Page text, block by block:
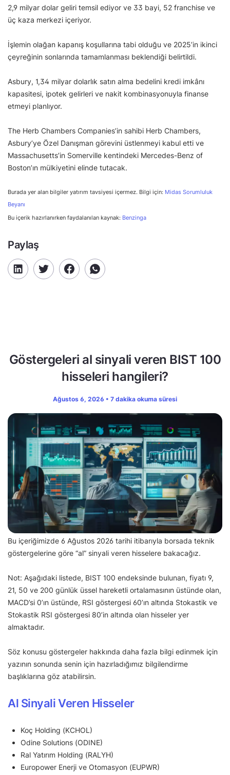
2,9 milyar dolar geliri temsil ediyor ve 33 bayi, 52 franchise ve
üç kaza merkezi içeriyor.
İşlemin olağan kapanış koşullarına tabi olduğu ve 2025’in ikinci
çeyreğinin sonlarında tamamlanması beklendiği belirtildi.
Asbury, 1,34 milyar dolarlık satın alma bedelini kredi imkânı
kapasitesi, ipotek gelirleri ve nakit kombinasyonuyla finanse
etmeyi planlıyor.
The Herb Chambers Companies’in sahibi Herb Chambers,
Asbury’ye Özel Danışman görevini üstlenmeyi kabul etti ve
Massachusetts’in Somerville kentindeki Mercedes-Benz of
Boston’ın mülkiyetini elinde tutacak.
Burada yer alan bilgiler yatırım tavsiyesi içermez. Bilgi için: Midas Sorumluluk
Beyanı
Bu içerik hazırlanırken faydalanılan kaynak: Benzinga
Paylaş
Göstergeleri al sinyali veren BIST 100
hisseleri hangileri?
Ağustos 6, 2026 • 7 dakika okuma süresi
Bu içeriğimizde 6 Ağustos 2026 tarihi itibarıyla borsada teknik
göstergelerine göre “al” sinyali veren hisselere bakacağız.
Not: Aşağıdaki listede, BIST 100 endeksinde bulunan, fiyatı 9,
21, 50 ve 200 günlük üssel hareketli ortalamasının üstünde olan,
MACD’si 0’ın üstünde, RSI göstergesi 60’ın altında Stokastik ve
Stokastik RSI göstergesi 80’in altında olan hisseler yer
almaktadır.
Söz konusu göstergeler hakkında daha fazla bilgi edinmek için
yazının sonunda senin için hazırladığımız bilgilendirme
başlıklarına göz atabilirsin.
Al Sinyali Veren Hisseler
Koç Holding (KCHOL)
Odine Solutions (ODINE)
Ral Yatırım Holding (RALYH)
Europower Enerji ve Otomasyon (EUPWR)